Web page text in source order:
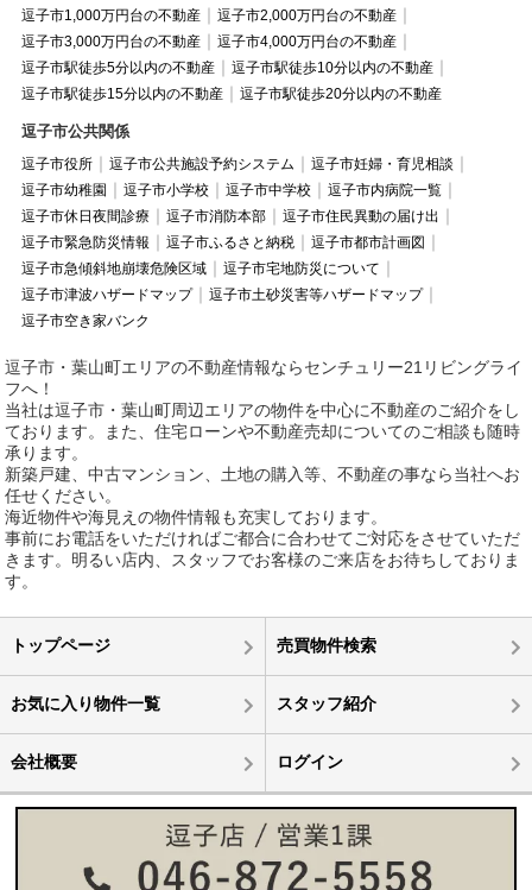
逗子市1,000万円台の不動産
逗子市2,000万円台の不動産
逗子市3,000万円台の不動産
逗子市4,000万円台の不動産
逗子市駅徒歩5分以内の不動産
逗子市駅徒歩10分以内の不動産
逗子市駅徒歩15分以内の不動産
逗子市駅徒歩20分以内の不動産
逗子市公共関係
逗子市役所 逗子市公共施設予約システム
逗子市妊婦・育児相談
逗子市幼稚園
逗子市小学校 逗子市中学校
逗子市内病院一覧
逗子市休日夜間診療
逗子市消防本部
逗子市住民異動の届け出
逗子市緊急防災情報
逗子市ふるさと納税
逗子市都市計画図
逗子市急傾斜地崩壊危険区域
逗子市宅地防災について
逗子市津波ハザードマップ
逗子市土砂災害等ハザードマップ
逗子市空き家バンク
逗子市・葉山町エリアの不動産情報ならセンチュリー21リビングライ
フへ！
当社は逗子市・葉山町周辺エリアの物件を中心に不動産のご紹介をし
ております。また、住宅ローンや不動産売却についてのご相談も随時
承ります。
新築戸建、中古マンション、土地の購入等、不動産の事なら当社へお
任せください。
海近物件や海見えの物件情報も充実しております。
事前にお電話をいただければご都合に合わせてご対応をさせていただ
きます。明るい店内、スタッフでお客様のご来店をお待ちしておりま
す。
トップページ 売買物件検索
お気に入り物件一覧 スタッフ紹介
会社概要 ログイン